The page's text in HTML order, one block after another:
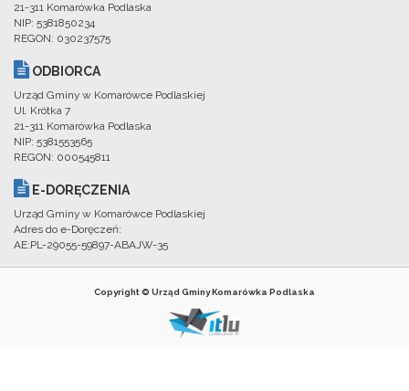
21-311 Komarówka Podlaska
NIP: 5381850234
REGON: 030237575
ODBIORCA
Urząd Gminy w Komarówce Podlaskiej
Ul. Krótka 7
21-311 Komarówka Podlaska
NIP: 5381553565
REGON: 000545811
E-DORĘCZENIA
Urząd Gminy w Komarówce Podlaskiej
Adres do e-Doręczeń:
AE:PL-29055-59897-ABAJW-35
Copyright © Urząd Gminy Komarówka Podlaska